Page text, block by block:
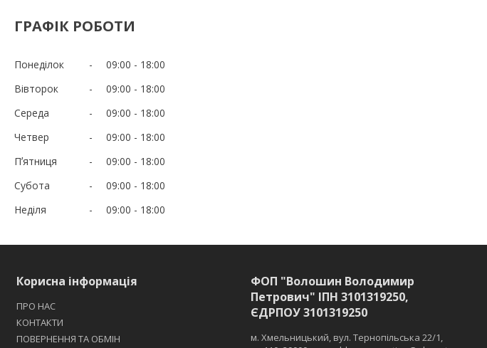
ГРАФІК РОБОТИ
Понеділок 09:00
18:00
Вівторок
09:00
18:00
Середа
09:00
18:00
Четвер
09:00
18:00
Пʼятниця
09:00
18:00
Субота
09:00
18:00
Неділя
09:00 18:00
Корисна інформація
ПРО НАС
КОНТАКТИ
ПОВЕРНЕННЯ ТА ОБМІН
ФОП "Волошин Володимир
Петрович" ІПН 3101319250,
ЄДРПОУ 3101319250
м. Хмельницький, вул. Тернопільська 22/1,